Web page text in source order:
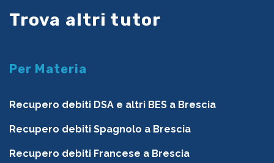
Trova altri tutor
Per Materia
Recupero debiti DSA e altri BES a Brescia
Recupero debiti Spagnolo a Brescia
Recupero debiti Francese a Brescia